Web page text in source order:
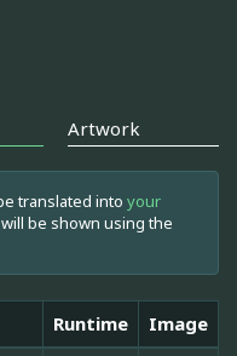
Artwork
translated into your
be shown using the
Runtime
Image